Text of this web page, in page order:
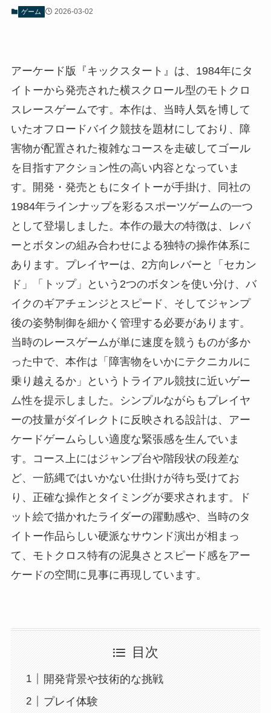
ゲーム 2026-03-02
アーケード版『キックスタート』は、1984年にタ
イトーから発売された横スクロール型のモトクロ
スレースゲームです。本作は、当時人気を博して
いたオフロードバイク競技を題材にしており、障
害物が配置された複雑なコースを走破してゴール
を目指すアクション性の高い内容となっていま
す。開発・発売ともにタイトーが手掛け、同社の
1984年ラインナップを彩るスポーツゲームの一つ
として登場しました。本作の最大の特徴は、レバ
ーとボタンの組み合わせによる独特の操作体系に
あります。プレイヤーは、2方向レバーと「セカン
ド」「トップ」という2つのボタンを使い分け、バ
イクのギアチェンジとスピード、そしてジャンプ
後の姿勢制御を細かく管理する必要があります。
当時のレースゲームが単に速度を競うものが多か
った中で、本作は「障害物をいかにテクニカルに
乗り越えるか」というトライアル競技に近いゲー
ム性を提示しました。シンプルながらもプレイヤ
ーの技量がダイレクトに反映される設計は、アー
ケードゲームらしい適度な緊張感を生んでいま
す。コース上にはジャンプ台や階段状の段差な
ど、一筋縄ではいかない仕掛けが待ち受けてお
り、正確な操作とタイミングが要求されます。ド
ット絵で描かれたライダーの躍動感や、当時のタ
イトー作品らしい硬派なサウンド演出が相まっ
て、モトクロス特有の泥臭さとスピード感をアー
ケードの空間に見事に再現しています。
目次
開発背景や技術的な挑戦
プレイ体験